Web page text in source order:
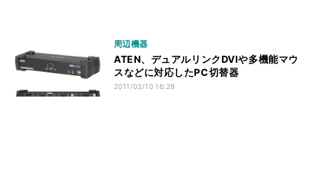
周辺機器
ATEN、デュアルリンクDVIや多機能マウ
スなどに対応したPC切替器
2011/03/10 16:29